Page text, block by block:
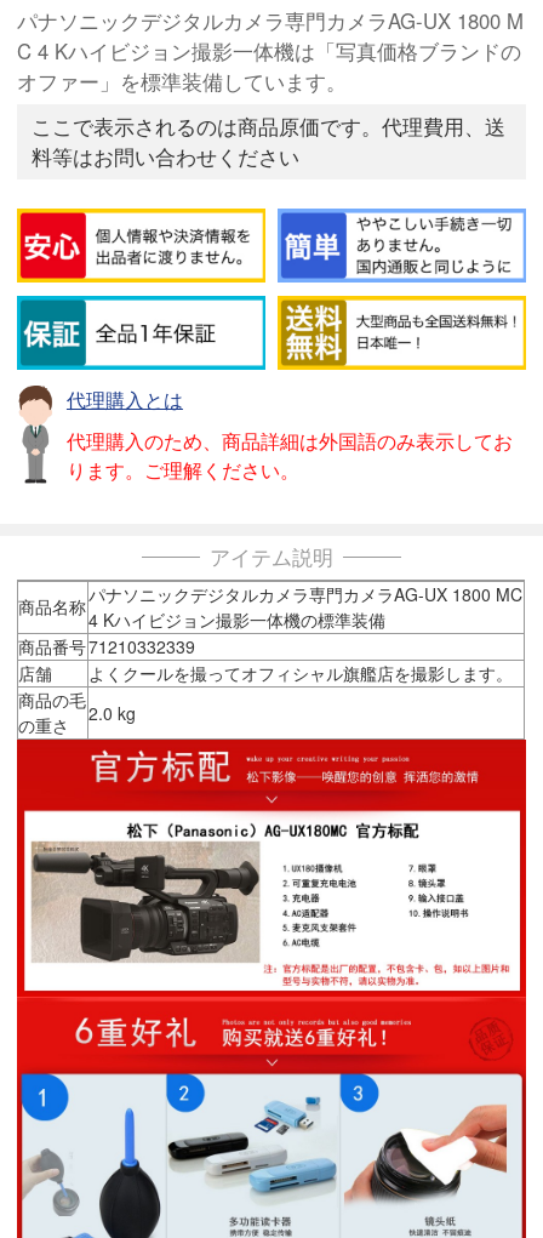
パナソニックデジタルカメラ専門カメラAG-UX 1800 M
C 4 Kハイビジョン撮影一体機は「写真価格ブランドの
オファー」を標準装備しています。
ここで表示されるのは商品原価です。代理費用、送
料等はお問い合わせください
代理購入とは
代理購入のため、商品詳細は外国語のみ表示してお
ります。ご理解ください。
アイテム説明
商品名称パナソニックデジタルカメラ専門カメラAG-UX 1800 MC
4 Kハイビジョン撮影一体機の標準装備
商品番号71210332339
店舗
よくクールを撮ってオフィシャル旗艦店を撮影します。
商品の毛
の重さ
2.0 kg